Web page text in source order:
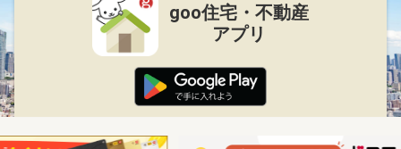
goo住宅・不動産
アプリ